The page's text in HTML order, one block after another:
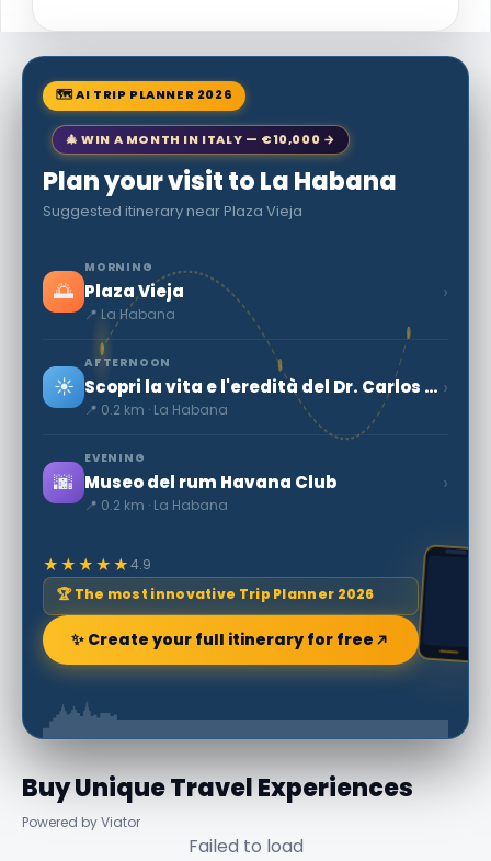
🗺 AI TRIP PLANNER 2026
🎄 WIN A MONTH IN ITALY — €10,000 →
Plan your visit to La Habana
Suggested itinerary near Plaza Vieja
🌅
MORNING
Plaza Vieja
📍 La Habana
›
☀️
AFTERNOON
Scopri la vita e l'eredità del Dr. Carlos J. Finlay a Cuba
📍 0.2 km · La Habana
›
🌆
EVENING
Museo del rum Havana Club
📍 0.2 km · La Habana
›
★★★★★4.9
🏆 The most innovative Trip Planner 2026
✨ Create your full itinerary for free
Buy Unique Travel Experiences
Powered by Viator
Failed to load